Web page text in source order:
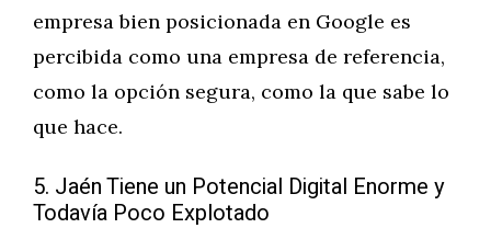
empresa bien posicionada en Google es
percibida como una empresa de referencia,
como la opción segura, como la que sabe lo
que hace.
5. Jaén Tiene un Potencial Digital Enorme y
Todavía Poco Explotado